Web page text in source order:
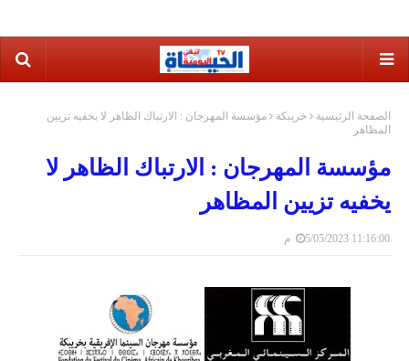
الصفحة الرئيسية خريبكة
مؤسسة المهرجان : الارتباك الظاهر لا يخفيه تزيين
المظاهر
مؤسسة المهرجان : الارتباك الظاهر لا
يخفيه تزيين المظاهر
5/05/2023 11:16:00 م